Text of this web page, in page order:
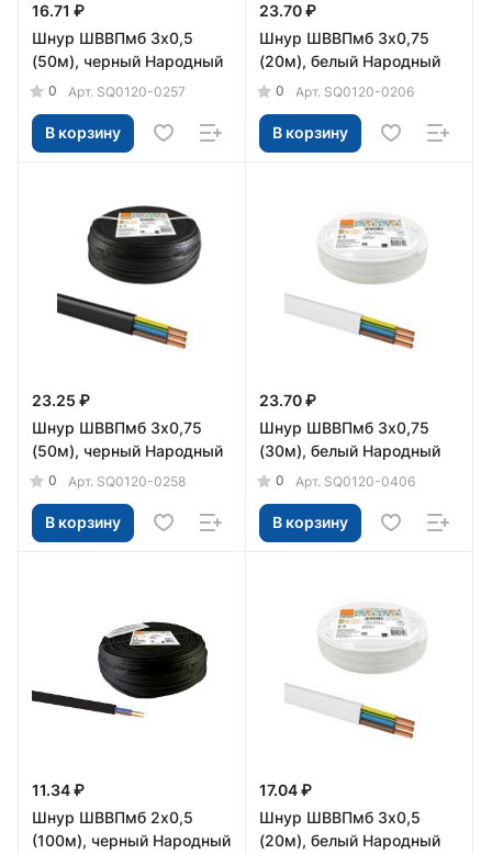
16.71 ₽
Шнур ШВВПмб 3х0,5
(50м), черный Народный
0 Арт. SQ0120-0257
В корзину
23.70 ₽
Шнур ШВВПмб 3х0,75
(20м), белый Народный
0 Арт. SQ0120-0206
В корзину
23.25 ₽
Шнур ШВВПмб 3х0,75
(50м), черный Народный
0 Арт. SQ0120-0258
В корзину
23.70 ₽
Шнур ШВВПмб 3х0,75
(30м), белый Народный
0 Арт. SQ0120-0406
В корзину
11.34 ₽
Шнур ШВВПмб 2х0,5
(100м), черный Народный
17.04 ₽
Шнур ШВВПмб 3х0,5
(20м), белый Народный